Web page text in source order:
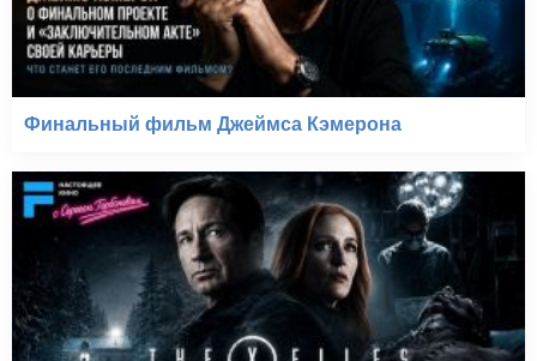
Финальный фильм Джеймса Кэмерона